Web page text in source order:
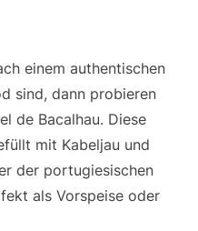
einem authentischen
sind, dann probieren
de Bacalhau. Diese
mit Kabeljau und
der portugiesischen
als Vorspeise oder